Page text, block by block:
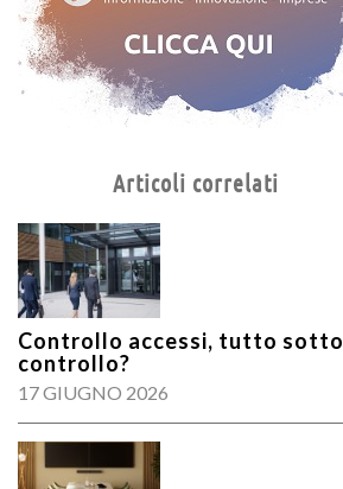
Articoli correlati
Controllo accessi, tutto sotto
controllo?
17 GIUGNO 2026